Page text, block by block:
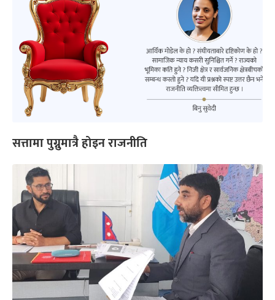
सत्तामा पुग्नुमात्रै होइन राजनीति